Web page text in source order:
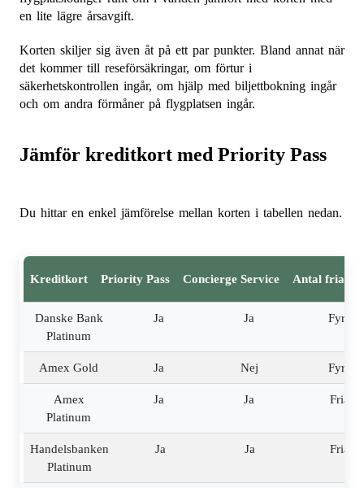
en lite lägre årsavgift.
Korten skiljer sig även åt på ett par punkter. Bland annat när
det kommer till reseförsäkringar, om förtur i
säkerhetskontrollen ingår, om hjälp med biljettbokning ingår
och om andra förmåner på flygplatsen ingår.
Jämför kreditkort med Priority Pass
Du hittar en enkel jämförelse mellan korten i tabellen nedan.
Kreditkort Priority Pass Concierge Service Antal fria
Danske Bank
Platinum
Ja Ja Fyra
Amex Gold Ja Nej Fyra
Amex
Platinum
Ja Ja Fria
Handelsbanken
Platinum
Ja Ja Fria